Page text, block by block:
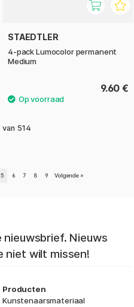
STAEDTLER
4-pack Lumocolor permanent
Medium
9.60 €
van 514
5 6 7 8 9 Volgende »
Nieuws
niet wilt missen!
Producten
Kunstenaarsmateriaal